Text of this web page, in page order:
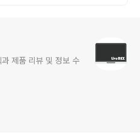
제품 리뷰 및 정보 수